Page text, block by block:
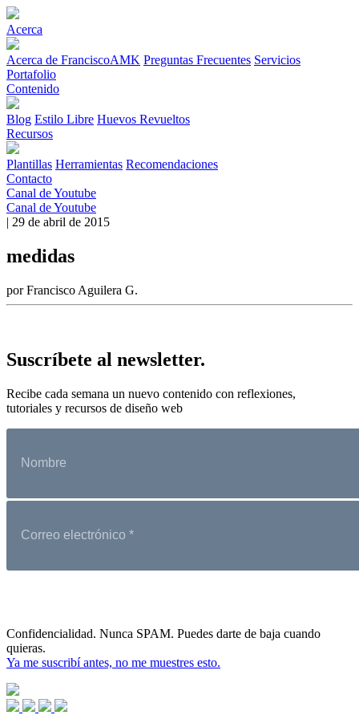
Acerca
Acerca de FranciscoAMK Preguntas Frecuentes Servicios
Portafolio
Contenido
Blog Estilo Libre Huevos Revueltos
Recursos
Plantillas Herramientas Recomendaciones
Contacto
Canal de Youtube
Canal de Youtube
| 29 de abril de 2015
medidas
por Francisco Aguilera G.
Suscríbete al newsletter.
Recibe cada semana un nuevo contenido con reflexiones,
tutoriales y recursos de diseño web
Confidencialidad. Nunca SPAM. Puedes darte de baja cuando
quieras.
Ya me suscribí antes, no me muestres esto.